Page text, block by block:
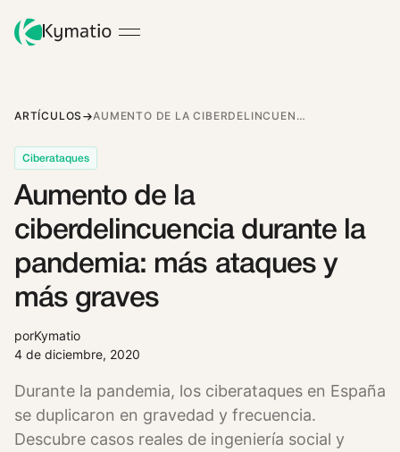
ARTÍCULOS AUMENTO DE LA CIBERDELINCUENCIA DURANTE LA PANDEMIA: MÁS ATAQUES Y MÁS GRAVES
Ciberataques
Aumento de la
ciberdelincuencia durante la
pandemia: más ataques y
más graves
porKymatio
4 de diciembre, 2020
Durante la pandemia, los ciberataques en España
se duplicaron en gravedad y frecuencia.
Descubre casos reales de ingeniería social y